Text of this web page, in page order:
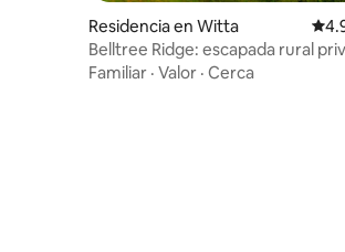
Residencia en Witta
Belltree Ridge: escapada rural
Familiar · Valor · Cerca